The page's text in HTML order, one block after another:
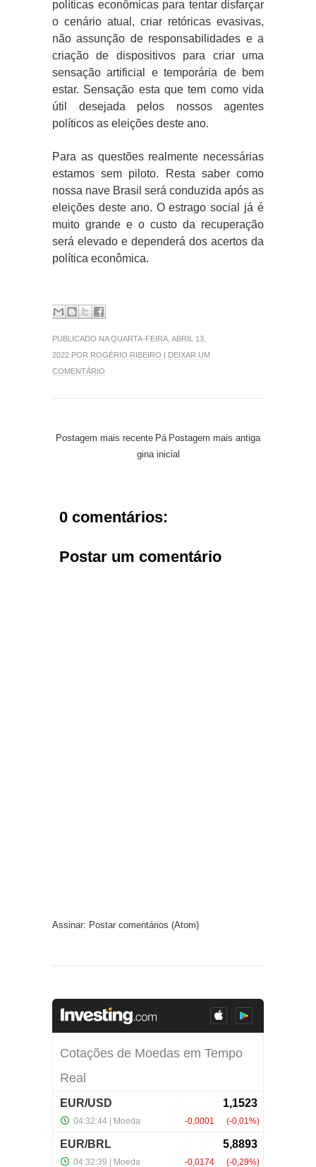
políticas econômicas para tentar disfarçar
o cenário atual, criar retóricas evasivas,
não assunção de responsabilidades e a
criação de dispositivos para criar uma
sensação artificial e temporária de bem
estar. Sensação esta que tem como vida
útil desejada pelos nossos agentes
políticos as eleições deste ano.
Para as questões realmente necessárias
estamos sem piloto. Resta saber como
nossa nave Brasil será conduzida após as
eleições deste ano. O estrago social já é
muito grande e o custo da recuperação
será elevado e dependerá dos acertos da
política econômica.
PUBLICADO NA QUARTA-FEIRA, ABRIL 13,
2022 POR ROGÉRIO RIBEIRO | DEIXAR UM
COMENTÁRIO
Postagem mais recente Postagem mais antiga
Pá
gina inicial
0 comentários:
Postar um comentário
Assinar: Postar comentários (Atom)